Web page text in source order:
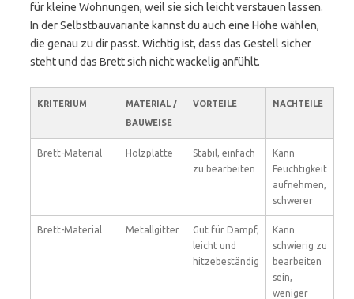
für kleine Wohnungen, weil sie sich leicht verstauen lassen.
In der Selbstbauvariante kannst du auch eine Höhe wählen,
die genau zu dir passt. Wichtig ist, dass das Gestell sicher
steht und das Brett sich nicht wackelig anfühlt.
KRITERIUM
MATERIAL /
BAUWEISE
VORTEILE NACHTEILE
Brett-Material Holzplatte
Stabil, einfach
zu bearbeiten
Kann
Feuchtigkeit
aufnehmen,
schwerer
Brett-Material Metallgitter
Gut für Dampf,
leicht und
hitzebeständig
Kann
schwierig zu
bearbeiten
sein,
weniger